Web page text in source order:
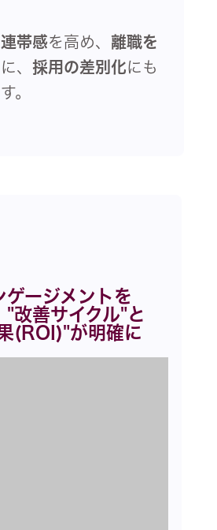
帯感を高め、 離職を
、 採用の差別化にも
。
ゲージメントを
"改善サイクル"と
(ROI)"が明確に